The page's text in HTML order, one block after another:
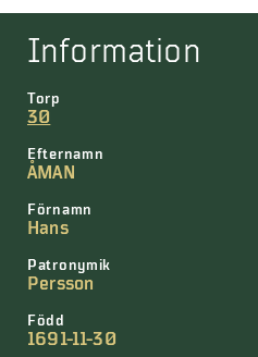
Information
Torp
30
Efternamn
ÅMAN
Förnamn
Hans
Patronymik
Persson
Född
1691-11-30